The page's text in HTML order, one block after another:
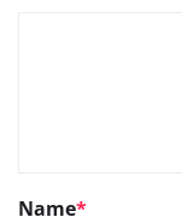
Name*